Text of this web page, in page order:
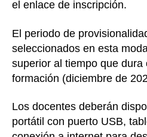
el enlace de inscripción.
El periodo de
seleccionados en esta
superior al tiempo que dura
formación (diciembre de
Los docentes deberán
portátil con puerto USB,